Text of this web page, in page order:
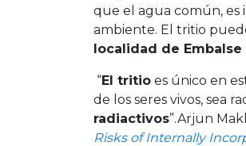
que el agua común, es
ambiente. El tritio
localidad de
“El tritio es único en
de los seres vivos, sea
radiactivos”.Arjun
Risks of Internally